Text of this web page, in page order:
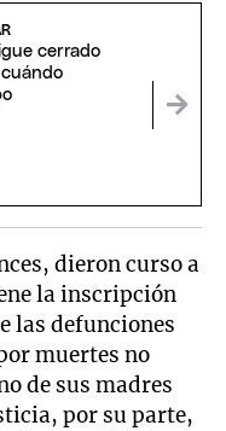
cerrado
dieron curso a
la inscripción
las defunciones
muertes no
de sus madres
por su parte,